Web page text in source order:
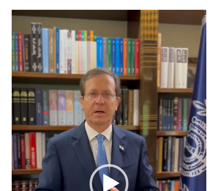
נגן
וידאו